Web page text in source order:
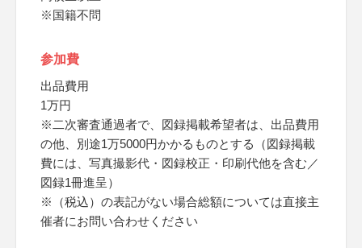
※国籍不問
参加費
出品費用
1万円
※二次審査通過者で、図録掲載希望者は、出品費用
の他、別途1万5000円かかるものとする（図録掲載
費には、写真撮影代・図録校正・印刷代他を含む／
図録1冊進呈）
※（税込）の表記がない場合総額については直接主
催者にお問い合わせください